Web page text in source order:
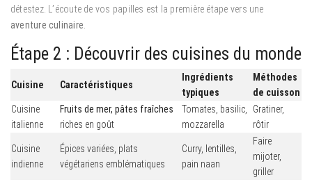
détestez. L’écoute de vos papilles est la première étape vers une
aventure culinaire
Étape 2 : Découvrir des cuisines du monde
Cuisine Caractéristiques
Ingrédients
typiques
Méthodes
de cuisson
Cuisine
italienne
Fruits de mer, pâtes fraîches
riches en goût
Tomates, basilic,
mozzarella
Gratiner,
rôtir
Cuisine
indienne
Épices variées, plats
végétariens emblématiques
Curry, lentilles,
pain naan
Faire
mijoter,
griller